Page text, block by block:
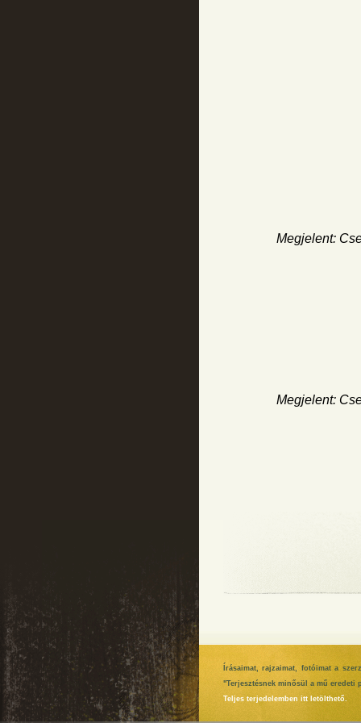
Megjelent:
Megjelent:
Írásaimat, rajzaimat, fotóimat a
"Terjesztésnek minősül a mű eredeti
Teljes terjedelemben itt letölthető.